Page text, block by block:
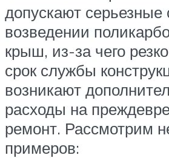
допускают
возведении
крыш, из-за чего
срок службы
возникают
расходы на
ремонт. Рассмотрим
примеров: